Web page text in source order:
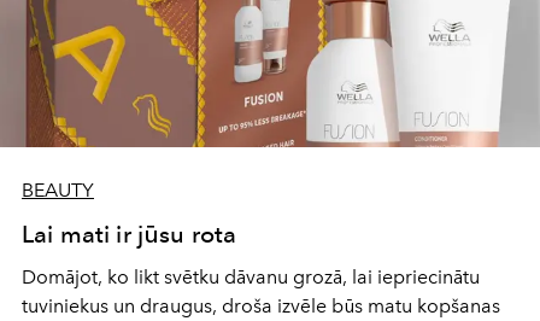
BEAUTY
Lai mati ir jūsu rota
Domājot, ko likt svētku dāvanu grozā, lai iepriecinātu
tuviniekus un draugus, droša izvēle būs matu kopšanas